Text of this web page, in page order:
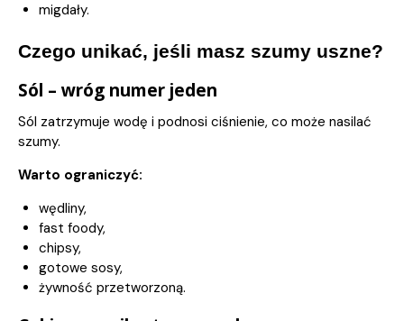
migdały.
Czego unikać, jeśli masz szumy uszne?
Sól – wróg numer jeden
Sól zatrzymuje wodę i podnosi ciśnienie, co może nasilać
szumy.
Warto ograniczyć:
wędliny,
fast foody,
chipsy,
gotowe sosy,
żywność przetworzoną.